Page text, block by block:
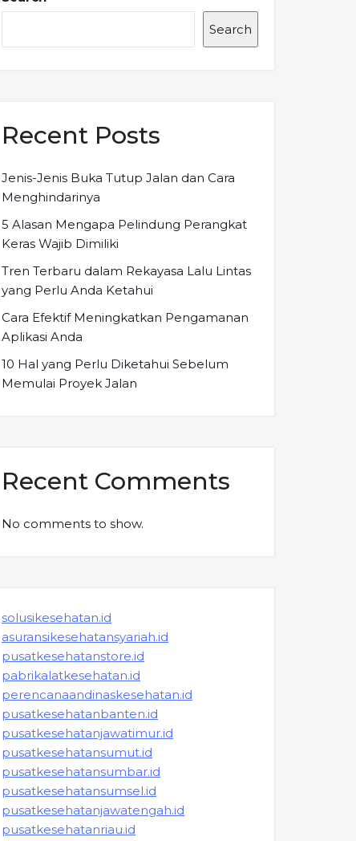
Search
Recent Posts
Jenis-Jenis Buka Tutup Jalan dan Cara
Menghindarinya
5 Alasan Mengapa Pelindung Perangkat
Keras Wajib Dimiliki
Tren Terbaru dalam Rekayasa Lalu Lintas
yang Perlu Anda Ketahui
Cara Efektif Meningkatkan Pengamanan
Aplikasi Anda
10 Hal yang Perlu Diketahui Sebelum
Memulai Proyek Jalan
Recent Comments
No comments to show.
solusikesehatan.id
asuransikesehatansyariah.id
pusatkesehatanstore.id
pabrikalatkesehatan.id
perencanaandinaskesehatan.id
pusatkesehatanbanten.id
pusatkesehatanjawatimur.id
pusatkesehatansumut.id
pusatkesehatansumbar.id
pusatkesehatansumsel.id
pusatkesehatanjawatengah.id
pusatkesehatanriau.id